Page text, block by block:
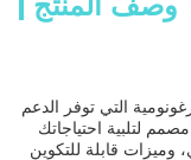
التي توفر الدعم
لتلبية احتياجاتك
وميزات قابلة للتكوين